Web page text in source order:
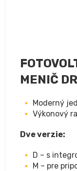
MENIČ
Moderný
Výkonový
Dve verzie:
D – s
M – pre